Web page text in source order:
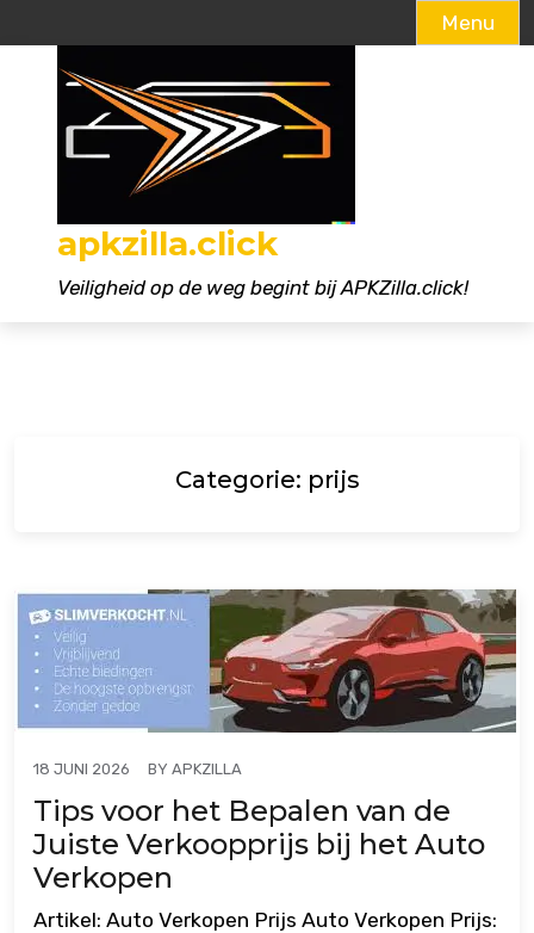
Menu
apkzilla.click
Veiligheid op de weg begint bij APKZilla.click!
Categorie: prijs
18 JUNI 2026 BY APKZILLA
Tips voor het Bepalen van de
Juiste Verkoopprijs bij het Auto
Verkopen
Artikel: Auto Verkopen Prijs Auto Verkopen Prijs: